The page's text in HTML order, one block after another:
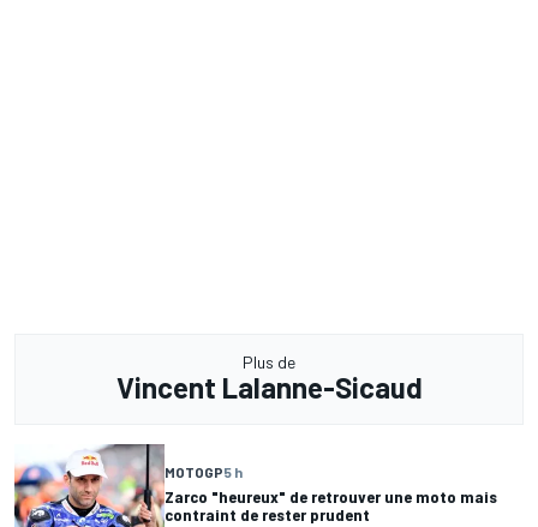
Plus de
Vincent Lalanne-Sicaud
MOTOGP5 h
Zarco "heureux" de retrouver une moto mais
contraint de rester prudent